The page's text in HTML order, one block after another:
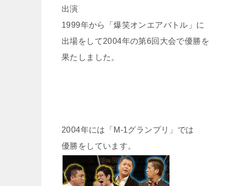
出演
1999年から「爆笑オンエアバトル」に
出場をして2004年の第6回大会で優勝を
果たしました。
2004年には「M-1グランプリ」では
優勝をしています。